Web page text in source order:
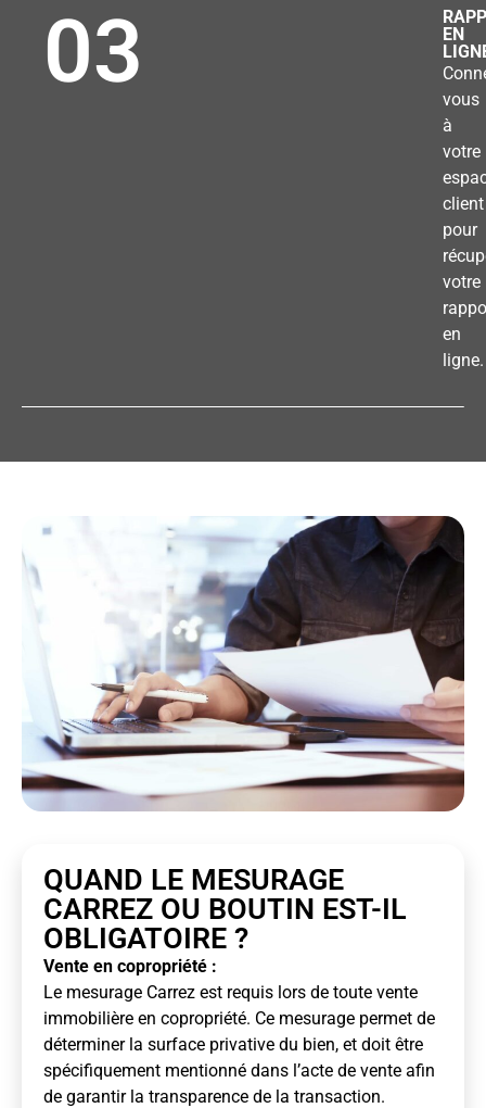
03
EN
vous
à
votre
client
pour
votre
en
ligne.
QUAND LE MESURAGE
CARREZ OU BOUTIN EST-IL
OBLIGATOIRE ?
Vente en copropriété :
Le mesurage Carrez est requis lors de toute vente
immobilière en copropriété. Ce mesurage permet de
déterminer la surface privative du bien, et doit être
spécifiquement mentionné dans l’acte de vente afin
de garantir la transparence de la transaction.